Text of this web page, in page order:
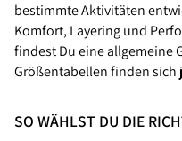
bestimmte Aktivitäten
Komfort, Layering und
findest Du eine allgemeine
Größentabellen finden
SO WÄHLST DU DIE